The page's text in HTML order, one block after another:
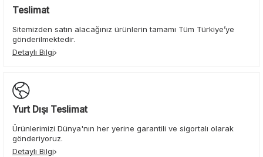
Teslimat
Sitemizden satın alacağınız ürünlerin tamamı Tüm Türkiye’ye
gönderilmektedir.
Detaylı Bilgi
Yurt Dışı Teslimat
Ürünlerimizi Dünya'nın her yerine garantili ve sigortalı olarak
gönderiyoruz.
Detaylı Bilgi